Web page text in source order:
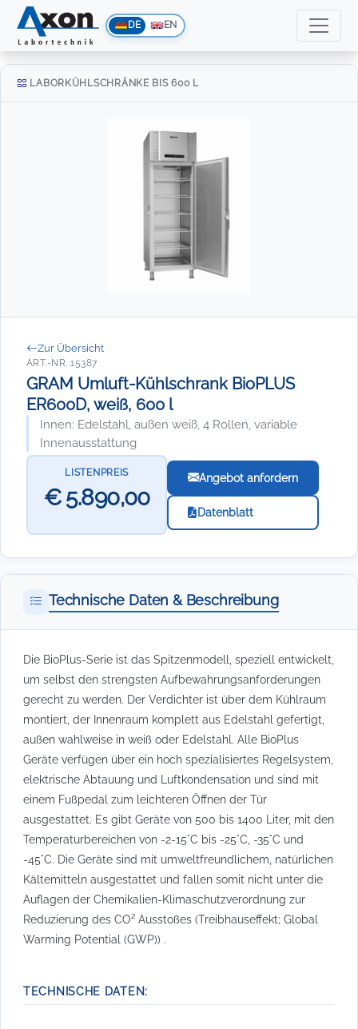
DE EN
LABORKÜHLSCHRÄNKE BIS 600 L
Zur Übersicht
ART.-NR. 15387
GRAM Umluft-Kühlschrank BioPLUS
ER600D, weiß, 600 l
Innen: Edelstahl, außen weiß, 4 Rollen, variable
Innenausstattung
LISTENPREIS
€ 5.890,00
Angebot anfordern
Datenblatt
Technische Daten & Beschreibung
Die BioPlus-Serie ist das Spitzenmodell, speziell entwickelt,
um selbst den strengsten Aufbewahrungsanforderungen
gerecht zu werden. Der Verdichter ist über dem Kühlraum
montiert, der Innenraum komplett aus Edelstahl gefertigt,
außen wahlweise in weiß oder Edelstahl. Alle BioPlus
Geräte verfügen über ein hoch spezialisiertes Regelsystem,
elektrische Abtauung und Luftkondensation und sind mit
einem Fußpedal zum leichteren Öffnen der Tür
ausgestattet. Es gibt Geräte von 500 bis 1400 Liter, mit den
Temperaturbereichen von -2-15°C bis -25°C, -35°C und
-45°C. Die Geräte sind mit umweltfreundlichem, natürlichen
Kältemitteln ausgestattet und fallen somit nicht unter die
Auflagen der Chemikalien-Klimaschutzverordnung zur
Reduzierung des CO² Ausstoßes (Treibhauseffekt; Global
Warming Potential (GWP)) .
TECHNISCHE DATEN: